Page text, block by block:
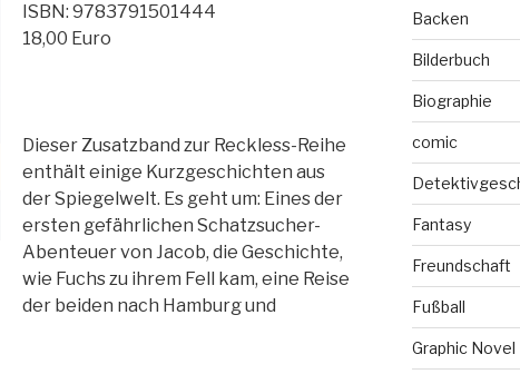
ISBN: 9783791501444
18,00 Euro
Dieser Zusatzband zur Reckless-Reihe
enthält einige Kurzgeschichten aus
der Spiegelwelt. Es geht um: Eines der
ersten gefährlichen Schatzsucher-
Abenteuer von Jacob, die Geschichte,
wie Fuchs zu ihrem Fell kam, eine Reise
der beiden nach Hamburg und
Backen
Bilderbuch
Biographie
comic
Fantasy
Freundschaft
Fußball
Graphic Novel